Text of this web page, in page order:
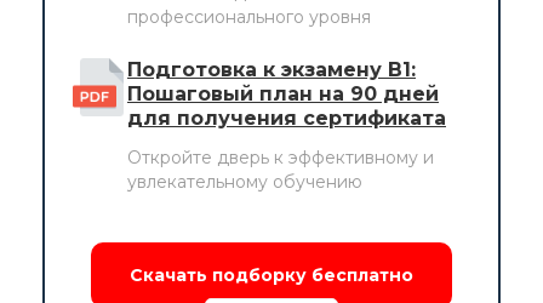
профессионального уровня
Подготовка к экзамену B1:
Пошаговый план на 90 дней
для получения сертификата
Откройте дверь к эффективному и
увлекательному обучению
Скачать подборку бесплатно